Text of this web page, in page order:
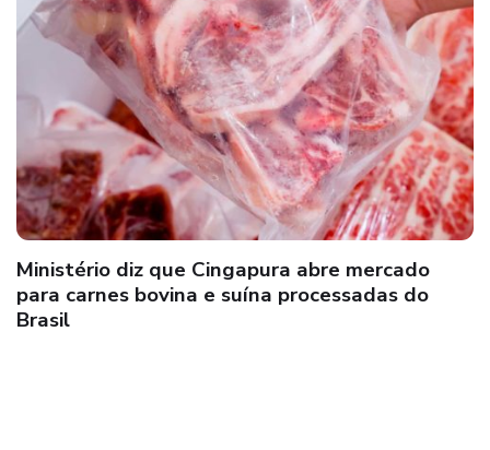
Ministério diz que Cingapura abre mercado
para carnes bovina e suína processadas do
Brasil